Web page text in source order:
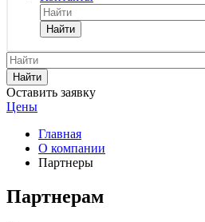
Найти
Найти
Оставить заявку
Цены
Главная
О компании
Партнеры
Партнерам